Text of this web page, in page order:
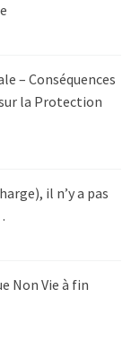
– Conséquences
la Protection
il n’y a pas
Non Vie à fin